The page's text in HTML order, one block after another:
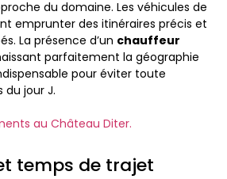
du domaine. Les véhicules de
emprunter des itinéraires précis et
La présence d’un chauffeur
parfaitement la géographie
pour éviter toute
du jour J.
au Château Diter.
temps de trajet